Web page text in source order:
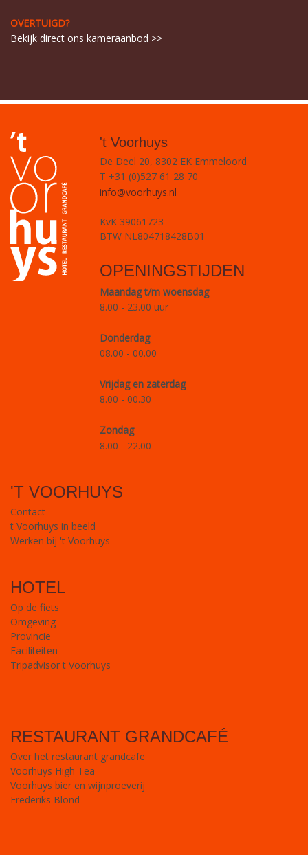
OVERTUIGD?
Bekijk direct ons kameraanbod >>
't Voorhuys
De Deel 20, 8302 EK Emmeloord
T +31 (0)527 61 28 70
info@voorhuys.nl
KvK 39061723
BTW NL804718428B01
OPENINGSTIJDEN
Maandag t/m woensdag
8.00 - 23.00 uur
Donderdag
08.00 - 00.00
Vrijdag en zaterdag
8.00 - 00.30
Zondag
8.00 - 22.00
'T VOORHUYS
Contact
t Voorhuys in beeld
Werken bij 't Voorhuys
HOTEL
Op de fiets
Omgeving
Provincie
Faciliteiten
Tripadvisor t Voorhuys
RESTAURANT GRANDCAFÉ
Over het restaurant grandcafe
Voorhuys High Tea
Voorhuys bier en wijnproeverij
Frederiks Blond